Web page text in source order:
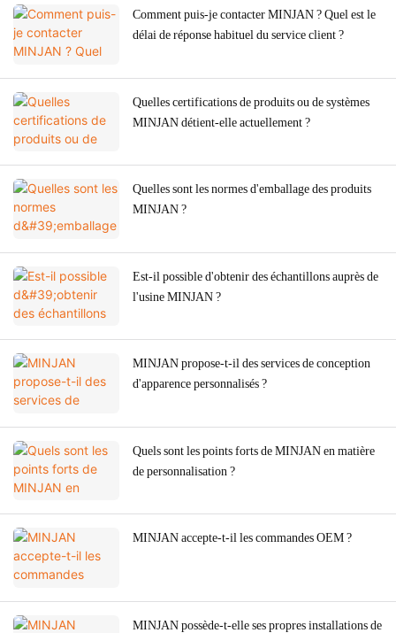
Comment puis-je contacter MINJAN ? Quel est le
délai de réponse habituel du service client ?
Quelles certifications de produits ou de systèmes
MINJAN détient-elle actuellement ?
Quelles sont les normes d'emballage des produits
MINJAN ?
Est-il possible d'obtenir des échantillons auprès de
l'usine MINJAN ?
MINJAN propose-t-il des services de conception
d'apparence personnalisés ?
Quels sont les points forts de MINJAN en matière
de personnalisation ?
MINJAN accepte-t-il les commandes OEM ?
MINJAN possède-t-elle ses propres installations de